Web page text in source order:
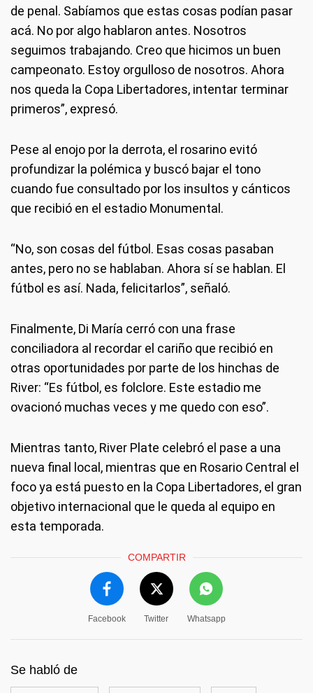
de penal. Sabíamos que estas cosas podían pasar
acá. No por algo hablaron antes. Nosotros
seguimos trabajando. Creo que hicimos un buen
campeonato. Estoy orgulloso de nosotros. Ahora
nos queda la Copa Libertadores, intentar terminar
primeros”, expresó.
Pese al enojo por la derrota, el rosarino evitó
profundizar la polémica y buscó bajar el tono
cuando fue consultado por los insultos y cánticos
que recibió en el estadio Monumental.
“No, son cosas del fútbol. Esas cosas pasaban
antes, pero no se hablaban. Ahora sí se hablan. El
fútbol es así. Nada, felicitarlos”, señaló.
Finalmente, Di María cerró con una frase
conciliadora al recordar el cariño que recibió en
otras oportunidades por parte de los hinchas de
River: “Es fútbol, es folclore. Este estadio me
ovacionó muchas veces y me quedo con eso”.
Mientras tanto, River Plate celebró el pase a una
nueva final local, mientras que en Rosario Central el
foco ya está puesto en la Copa Libertadores, el gran
objetivo internacional que le queda al equipo en
esta temporada.
COMPARTIR
Facebook Twitter Whatsapp
Se habló de